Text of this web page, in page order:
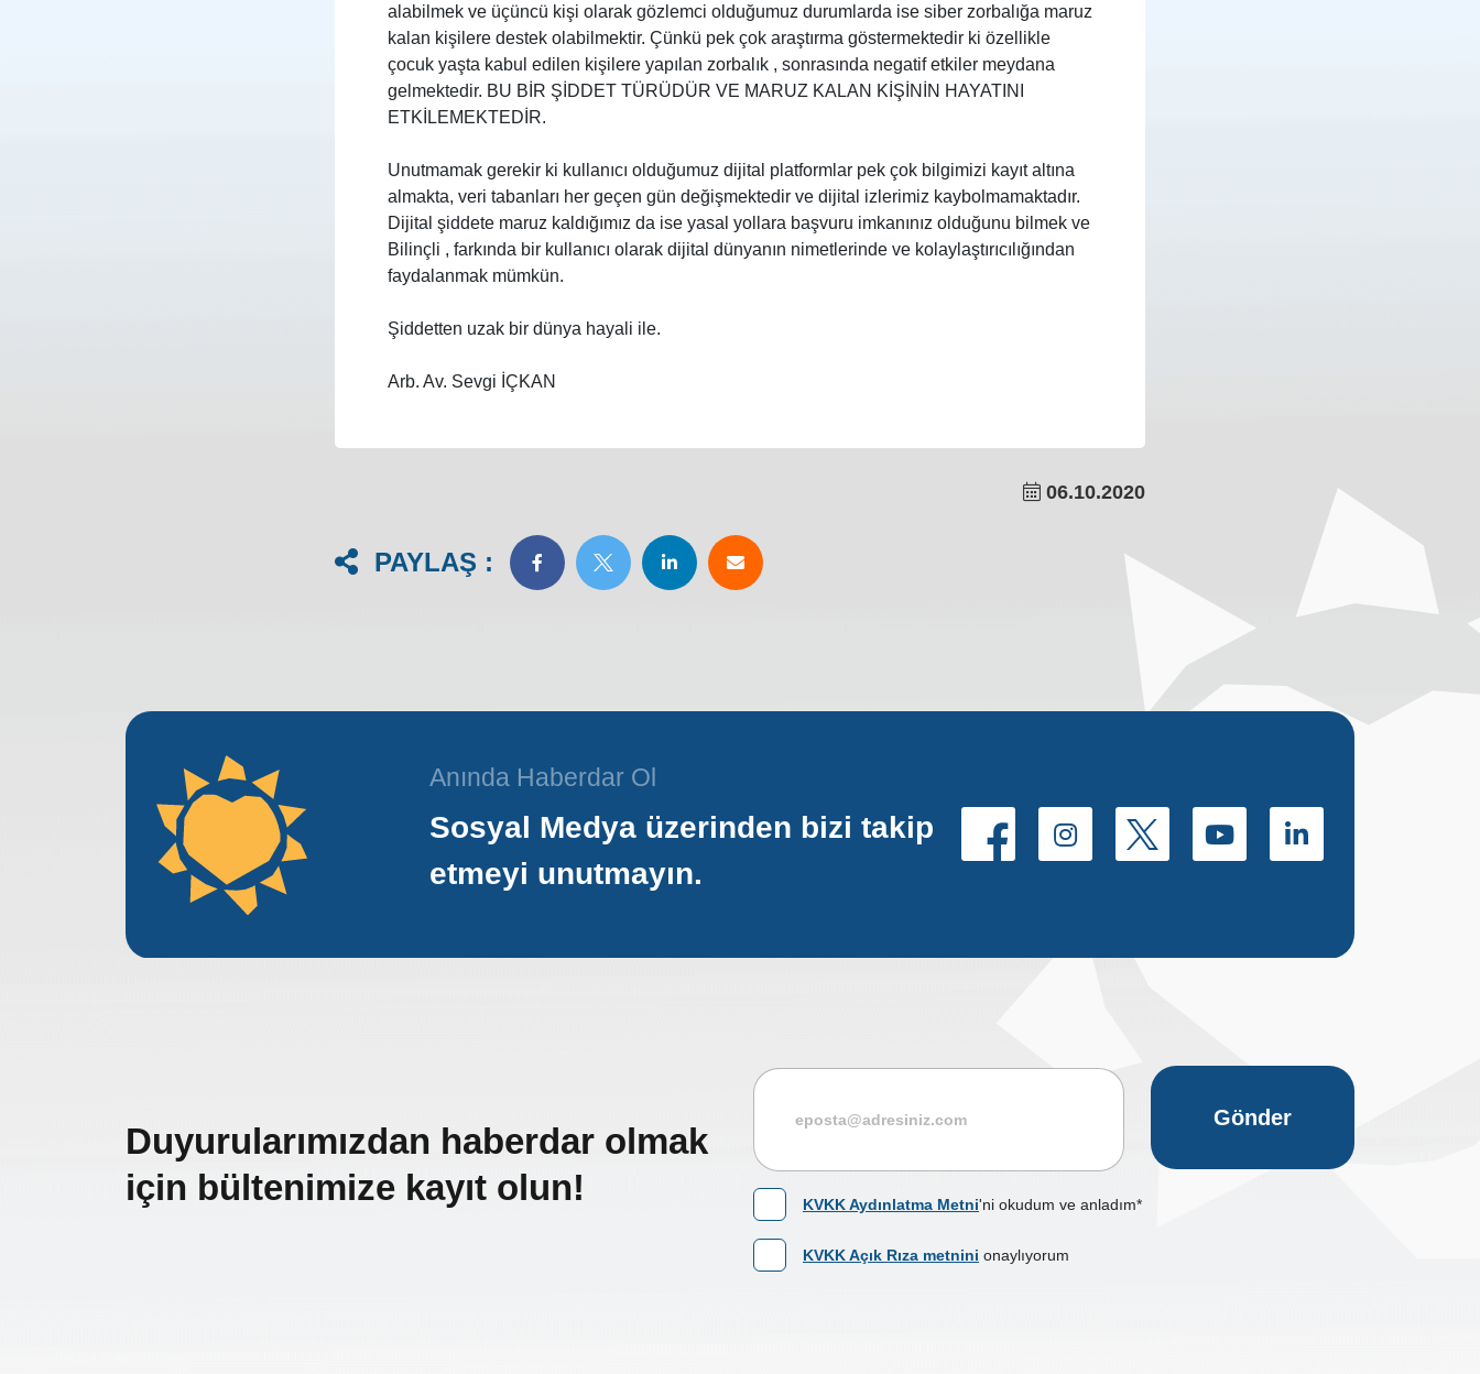
alabilmek ve üçüncü kişi olarak gözlemci olduğumuz durumlarda ise siber zorbalığa maruz
kalan kişilere destek olabilmektir. Çünkü pek çok araştırma göstermektedir ki özellikle
çocuk yaşta kabul edilen kişilere yapılan zorbalık , sonrasında negatif etkiler meydana
gelmektedir. BU BİR ŞİDDET TÜRÜDÜR VE MARUZ KALAN KİŞİNİN HAYATINI
ETKİLEMEKTEDİR.
Unutmamak gerekir ki kullanıcı olduğumuz dijital platformlar pek çok bilgimizi kayıt altına
almakta, veri tabanları her geçen gün değişmektedir ve dijital izlerimiz kaybolmamaktadır.
Dijital şiddete maruz kaldığımız da ise yasal yollara başvuru imkanınız olduğunu bilmek ve
Bilinçli , farkında bir kullanıcı olarak dijital dünyanın nimetlerinde ve kolaylaştırıcılığından
faydalanmak mümkün.
Şiddetten uzak bir dünya hayali ile.
Arb. Av. Sevgi İÇKAN
06.10.2020
PAYLAŞ :
Anında Haberdar Ol
Sosyal Medya üzerinden bizi takip
etmeyi unutmayın.
Duyurularımızdan haberdar olmak
için bültenimize kayıt olun!
Gönder
KVKK Aydınlatma Metni'ni okudum ve anladım*
KVKK Açık Rıza metnini onaylıyorum